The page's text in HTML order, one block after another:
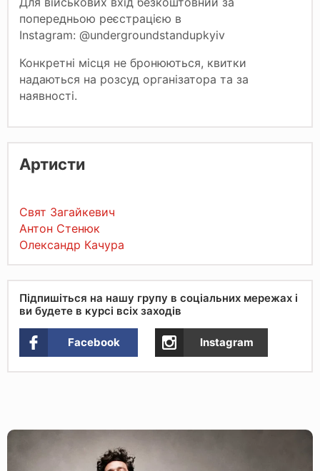
попередньою реєстрацією в
Instagram: @undergroundstandupkyiv
Конкретні місця не бронюються, квитки
надаються на розсуд організатора та за
наявності.
Артисти
Свят Загайкевич
Антон Стенюк
Олександр Качура
Підпишіться на нашу групу в соціальних мережах і
ви будете в курсі всіх заходів
Facebook Instagram